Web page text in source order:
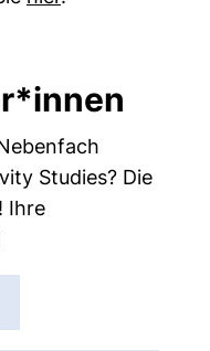
Studies? Die
Ihre